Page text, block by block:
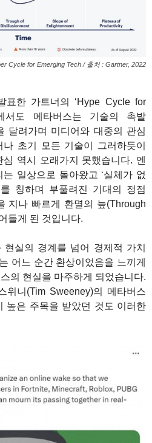
Cycle for Emerging Tech / 출처 : Gartner, 2022
표한 가트너의 ‘Hype Cycle for
서도 메타버스는 기술의 촉발
달려가며 미디어와 대중의 관심
초기 모든 기술이 그러하듯이
심 역시 오래가지 못했습니다. 엔
일상으로 돌아왔고 ‘실체가 없
칭하며 부풀려진 기대의 정점
지나 빠르게 환멸의 늪(Through
들게 된 것입니다.
실의 경계를 넘어 경제적 가치
어느 순간 환상이었음을 느끼게
의 현실을 마주하게 되었습니다.
위니(Tim Sweeney)의 메타버스
높은 주목을 받았던 것도 이러한